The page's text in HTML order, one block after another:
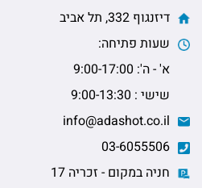
דיזנגוף 332, תל אביב
שעות פתיחה:
א' - ה': 9:00-17:00
שישי : 9:00-13:30
חניה במקום - זכריה 17